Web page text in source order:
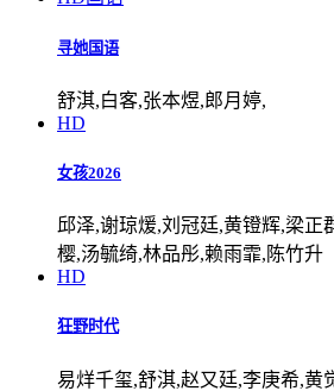
寻她国语
舒淇,白客,张本煜,郎月婷,
HD
女孩2026
邱泽,谢琼煖,刘冠廷,黄镫辉,梁正
樱,汤毓绮,林品彤,赖雨霏,陈竹升
HD
狂野时代
易烊千玺,舒淇,赵又廷,李庚希,黄